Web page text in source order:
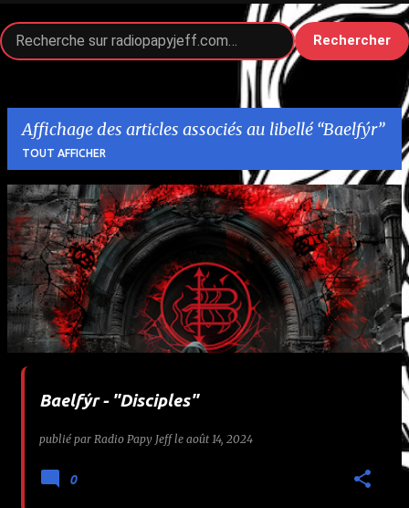
Rechercher
Affichage des articles associés au libellé Baelfýr
TOUT AFFICHER
A
r
c
Baelfýr - "Disciples"
publié par Radio Papy Jeff le août 14, 2024
0